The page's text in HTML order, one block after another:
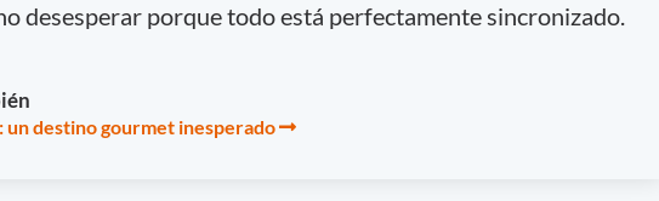
desesperar porque todo está perfectamente sincronizado.
un destino gourmet inesperado